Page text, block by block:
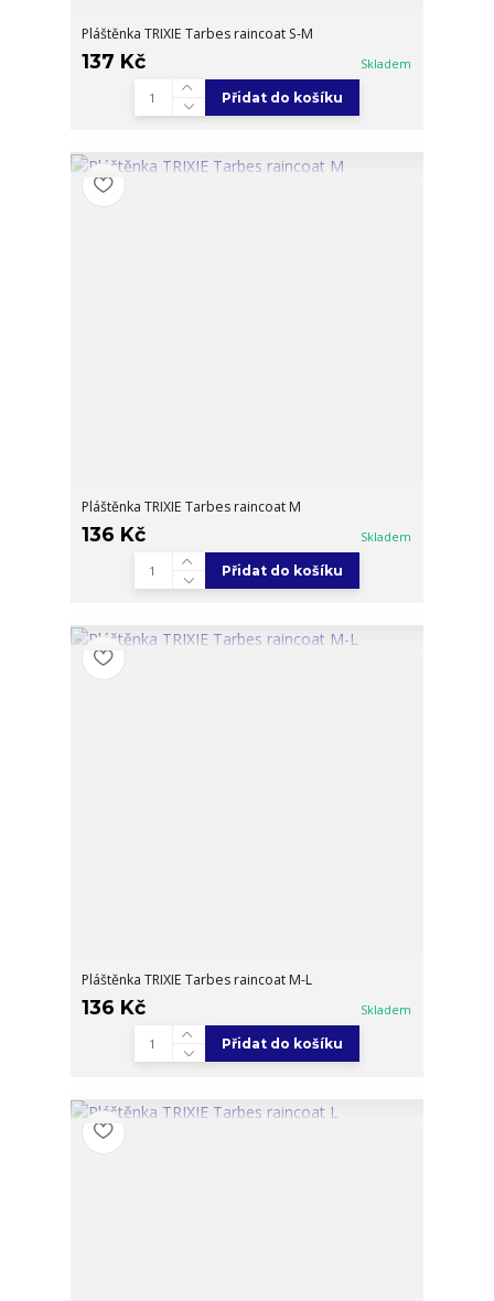
Pláštěnka TRIXIE Tarbes raincoat S-M
137 Kč Skladem
Přidat do košíku
Pláštěnka TRIXIE Tarbes raincoat M
136 Kč Skladem
Přidat do košíku
Pláštěnka TRIXIE Tarbes raincoat M-L
136 Kč Skladem
Přidat do košíku